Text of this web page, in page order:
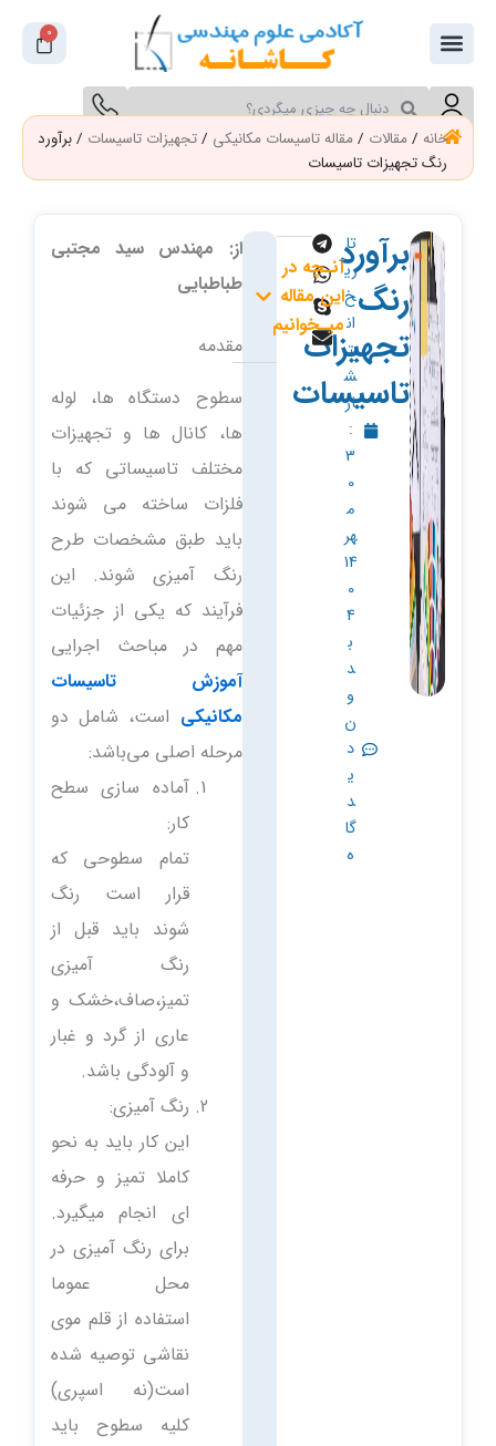
محتوا
0
سبد
خرید
جستجو
کنید
جستجو
کنید
خانه/ مقالات / مقاله تاسیسات مکانیکی /تجهیزات تاسیسات / برآورد
رنگ تجهیزات تاسیسات
برآورد
رنگ
تجهیزات
تاسیسات
تا
ری
خ
ان
ت
ش
ار
:
3
0
م
هر
14
0
4
ب
د
و
ن
د
ی
د
گا
ه
آنـچه در
این مقاله
میـخوانیم
از: مهندس سید مجتبی
طباطبایی
مقدمه
سطوح دستگاه ها، لوله
ها، کانال ها و تجهیزات
مختلف تاسیساتی که با
فلزات ساخته می شوند
باید طبق مشخصات طرح
رنگ آمیزی شوند. این
فرآیند که یکی از جزئیات
مهم در مباحث اجرایی
آموزش تاسیسات
مکانیکی است، شامل دو
مرحله اصلی می‌باشد:
آماده سازی سطح
کار:
تمام سطوحی که
قرار است رنگ
شوند باید قبل از
رنگ آمیزی
تمیز،صاف،خشک و
عاری از گرد و غبار
و آلودگی باشد.
رنگ آمیزی:
این کار باید به نحو
کاملا تمیز و حرفه
ای انجام میگیرد.
برای رنگ آمیزی در
محل عموما
استفاده از قلم موی
نقاشی توصیه شده
است(نه اسپری)
کلیه سطوح باید